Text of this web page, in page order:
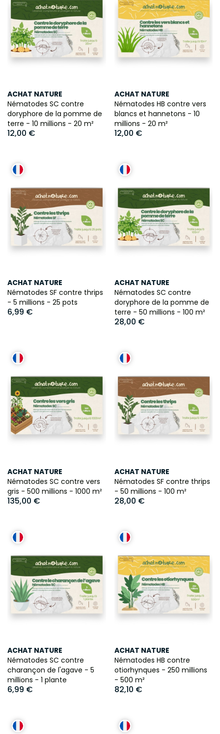
ACHAT NATURE
Nématodes SC contre
doryphore de la pomme de
terre - 10 millions - 20 m²
12,00 €
ACHAT NATURE
Nématodes HB contre vers
blancs et hannetons - 10
millions - 20 m²
12,00 €
ACHAT NATURE
Nématodes SF contre thrips
- 5 millions - 25 pots
6,99 €
ACHAT NATURE
Nématodes SC contre
doryphore de la pomme de
terre - 50 millions - 100 m²
28,00 €
ACHAT NATURE
Nématodes SC contre vers
gris - 500 millions - 1000 m²
135,00 €
ACHAT NATURE
Nématodes SF contre thrips
- 50 millions - 100 m²
28,00 €
ACHAT NATURE
Nématodes SC contre
charançon de l'agave - 5
millions - 1 plante
6,99 €
ACHAT NATURE
Nématodes HB contre
otiorhynques - 250 millions
- 500 m²
82,10 €